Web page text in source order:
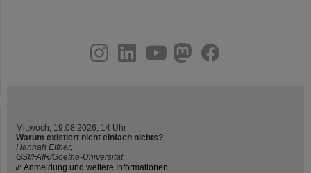
youtube
helmholtz.social
facebook
Mittwoch, 19.08.2026, 14 Uhr
Warum existiert nicht einfach nichts?
Hannah Elfner,
GSI/FAIR/Goethe-Universität
Anmeldung und weitere Informationen